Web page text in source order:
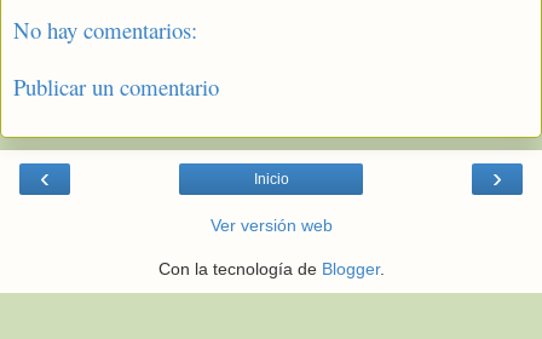
No hay comentarios:
Publicar un comentario
‹ ›
Inicio
Ver versión web
Con la tecnología de Blogger.